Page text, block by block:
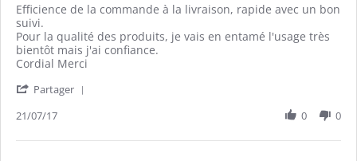
Review
by
Jean
M.
on
Jul
review
stating
Prestation
parfaite
Efficience de la commande à la livraison, rapide avec un bon
suivi.
Pour la qualité des produits, je vais en entamé l'usage très
bientôt mais j'ai confiance.
Cordial Merci
Partager
Jean
21/07/17 0 0